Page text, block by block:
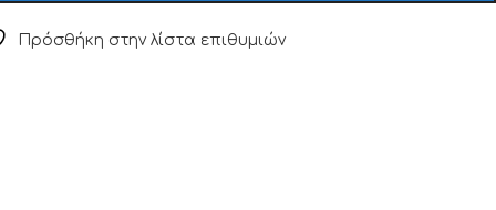
Πρόσθήκη στην λίστα επιθυμιών